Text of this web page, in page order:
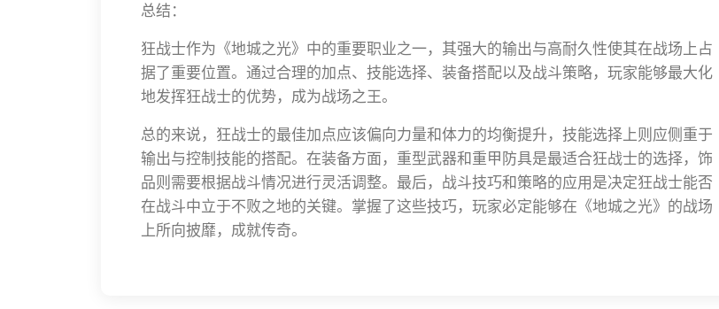
总结：
狂战士作为《地城之光》中的重要职业之一，其强大的输出与高耐久性使其在战场上占
据了重要位置。通过合理的加点、技能选择、装备搭配以及战斗策略，玩家能够最大化
地发挥狂战士的优势，成为战场之王。
总的来说，狂战士的最佳加点应该偏向力量和体力的均衡提升，技能选择上则应侧重于
输出与控制技能的搭配。在装备方面，重型武器和重甲防具是最适合狂战士的选择，饰
品则需要根据战斗情况进行灵活调整。最后，战斗技巧和策略的应用是决定狂战士能否
在战斗中立于不败之地的关键。掌握了这些技巧，玩家必定能够在《地城之光》的战场
上所向披靡，成就传奇。